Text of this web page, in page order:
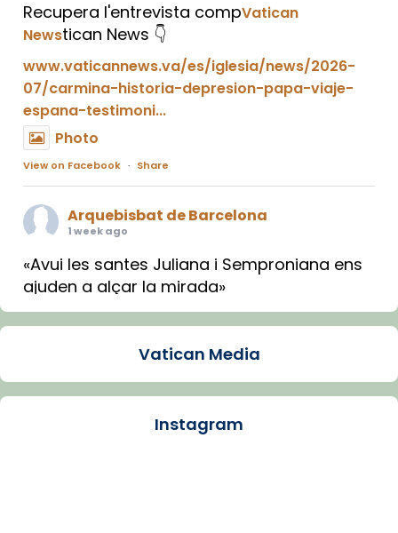
Recupera l'entrevista compVatican
Newstican News 👇
www.vaticannews.va/es/iglesia/news/2026-
07/carmina-historia-depresion-papa-viaje-
espana-testimoni...
Photo
View on Facebook · Share
Arquebisbat de Barcelona
1 week ago
«Avui les santes Juliana i Semproniana ens
ajuden a alçar la mirada»
Mons. Sergi Gordo, bisbe de Tortosa, ha
Santes de Mataró.
🔗tinyurl.com/cvu5jmbk
Vatican Media
Instagram